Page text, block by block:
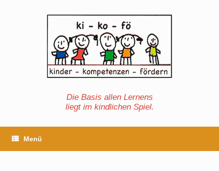
Die Basis allen Lernens
liegt im kindlichen Spiel.
Menü